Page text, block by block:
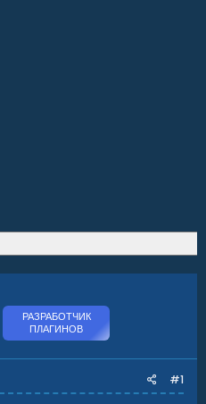
РАЗРАБОТЧИК
ПЛАГИНОВ
#1